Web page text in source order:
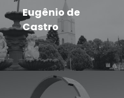
Eugênio de
Castro